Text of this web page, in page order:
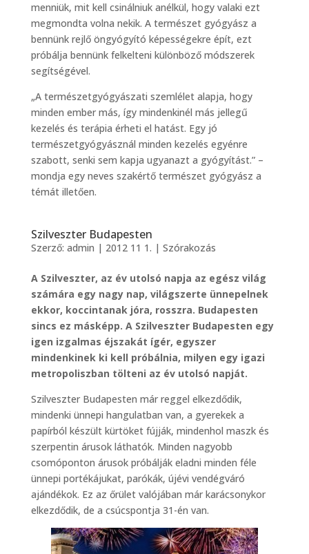
menniük, mit kell csinálniuk anélkül, hogy valaki ezt
megmondta volna nekik. A természet gyógyász a
bennünk rejlő öngyógyító képességekre épít, ezt
próbálja bennünk felkelteni különböző módszerek
segítségével.
„A természetgyógyászati szemlélet alapja, hogy
minden ember más, így mindenkinél más jellegű
kezelés és terápia érheti el hatást. Egy jó
természetgyógyásznál minden kezelés egyénre
szabott, senki sem kapja ugyanazt a gyógyítást.” –
mondja egy neves szakértő természet gyógyász a
témát illetően.
Szilveszter Budapesten
Szerző: admin | 2012 11 1. | Szórakozás
A Szilveszter, az év utolsó napja az egész világ
számára egy nagy nap, világszerte ünnepelnek
ekkor, koccintanak jóra, rosszra. Budapesten
sincs ez másképp. A Szilveszter Budapesten egy
igen izgalmas éjszakát ígér, egyszer
mindenkinek ki kell próbálnia, milyen egy igazi
metropoliszban tölteni az év utolsó napját.
Szilveszter Budapesten már reggel elkezdődik,
mindenki ünnepi hangulatban van, a gyerekek a
papírból készült kürtöket fújják, mindenhol maszk és
szerpentin árusok láthatók. Minden nagyobb
csomóponton árusok próbálják eladni minden féle
ünnepi portékájukat, parókák, újévi vendégváró
ajándékok. Ez az őrület valójában már karácsonykor
elkezdődik, de a csúcspontja 31-én van.